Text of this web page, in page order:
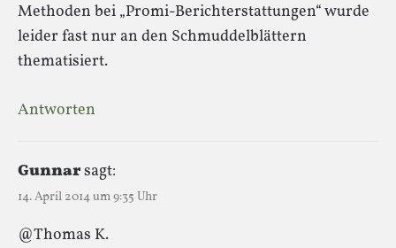
Methoden bei „Promi-Berichterstattungen“ wurde
leider fast nur an den Schmuddelblättern
thematisiert.
Antworten
Gunnarsagt:
14. April 2014 um 9:35 Uhr
@Thomas K.